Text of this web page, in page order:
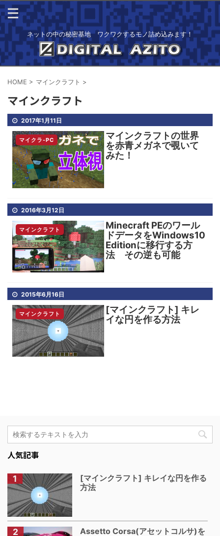
ネットの中の秘密基地 ワクワクするモノ詰め込みます！
HOME > マインクラフト >
マインクラフト
2017年1月11日
マイクラ-PC
マインクラフトの世界
を赤青メガネで覗いて
みた！
2016年3月12日
マインクラフト
Minecraft PEのワール
ドデータをWindows10
Editionに移行する方
法 その逆も可能
2015年6月16日
マインクラフト
[マインクラフト] キレ
イな円を作る方法
人気記事
[マインクラフト] キレイな円を作る
方法
Assetto Corsa(アセットコルサ)を